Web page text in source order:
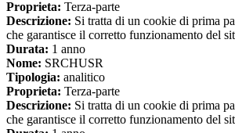
Proprieta: Terza-parte
Descrizione: Si tratta di un cookie di prima
che garantisce il corretto funzionamento del
Durata: 1 anno
Nome: SRCHUSR
Tipologia: analitico
Proprieta: Terza-parte
Descrizione: Si tratta di un cookie di prima
che garantisce il corretto funzionamento del